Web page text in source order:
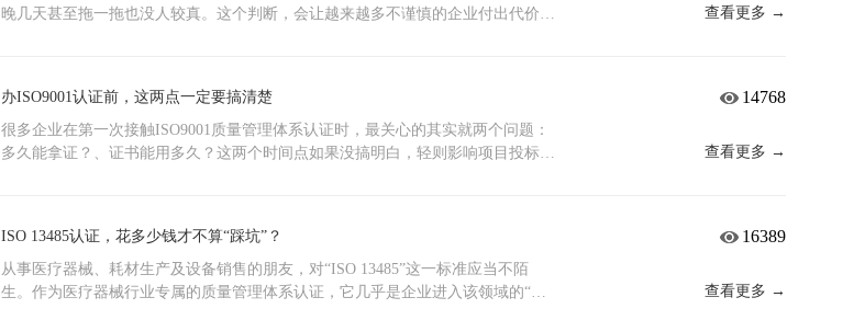
质？竞争对手靠哪项认证拿过加分？未来三年要进的市场，卡脖子的是哪套标准？
要确认你有真实运行的管理体系。如果你的证经不起倒查，拿着它投标就是给自己
得“我就内部用用，不带标省钱”。但实际想想：带标不仅能满足内部管理需求，还
且对方明确接受不带标，那可以考虑不带标。 最后提醒两点：第一，无论带不带
标，务必确认发证机构在国家认监委官网有备案。这是底线，也是合法性根基。第
二，别被“带标贵很多”吓到。实际市场上，带标和不带标的价格差异并没有想象中
意见反馈截止日期为2026年8月8日。公众可通过以下途径和方式反馈意见：一、登
稿）》意见”字样。三、通过信函邮寄至北京市海淀区马甸东路9号市场监管总局认
证监管司（邮政编码：100088），并在信封上注明“《认证机构资质许可审查通则
（征求意见稿）》意见”字样。附件：1.《认证机构资质许可审查通则（征求意见
晚几天甚至拖一拖也没人较真。这个判断，会让越来越多不谨慎的企业付出代价。
督审核，两次间隔 不得超过12个月；续审工作须 提前3至6个月 启动，确保流程按
期完成。超期未审，证书先暂停、后撤销。撤销即作废，无法申请恢复，企业只能
重新走完全部认证流程。尤为关键的是，因企业自身原因导致证书被撤销的，自撤
确认是否仍为有效；记录下次监督审核截止日期，设置提前预警；将年度审核纳入
企业固定工作安排，预留充足时间与资源。监管覆盖日趋全面，任何疏忽都可能被
及时发现并追责。证书的效力在于持续管理，而非一次认定。
查看更多 →
办ISO9001认证前，这两点一定要搞清楚 14768
很多企业在第一次接触ISO9001质量管理体系认证时，最关心的其实就两个问题：
多久能拿证？、证书能用多久？这两个时间点如果没搞明白，轻则影响项目投标进
企业人员少、流程简单，文件和记录准备起来很快，一个多月拿证是很常见的。而
中大型企业部门多、流程交叉，内部梳理和协调需要更多时间，节奏自然会慢一
些。 前期准备是否充分ISO9001认证并不是从零开始，而是把企业现有的管理方式
查看更多 →
ISO 13485认证，花多少钱才不算“踩坑”？ 16389
从事医疗器械、耗材生产及设备销售的朋友，对“ISO 13485”这一标准应当不陌
生。作为医疗器械行业专属的质量管理体系认证，它几乎是企业进入该领域的“基
查看更多 →